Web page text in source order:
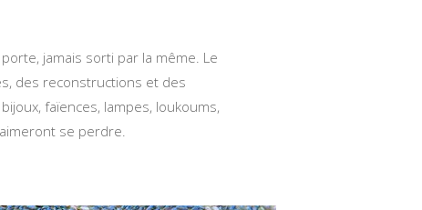
jamais sorti par la même. Le
des reconstructions et des
faïences, lampes, loukoums,
se perdre.